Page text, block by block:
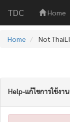
TDC Home
Home Not
Help-แก้ไขการใช้งา